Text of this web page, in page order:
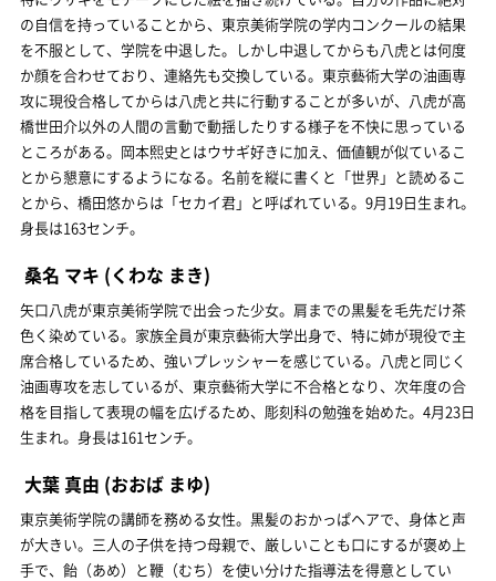
の自信を持っていることから、東京美術学院の学内コンクールの結果
を不服として、学院を中退した。しかし中退してからも八虎とは何度
か顔を合わせており、連絡先も交換している。東京藝術大学の油画専
攻に現役合格してからは八虎と共に行動することが多いが、八虎が高
橋世田介以外の人間の言動で動揺したりする様子を不快に思っている
ところがある。岡本熙史とはウサギ好きに加え、価値観が似ているこ
とから懇意にするようになる。名前を縦に書くと「世界」と読めるこ
とから、橋田悠からは「セカイ君」と呼ばれている。9月19日生まれ。
身長は163センチ。
桑名 マキ (くわな まき)
矢口八虎が東京美術学院で出会った少女。肩までの黒髪を毛先だけ茶
色く染めている。家族全員が東京藝術大学出身で、特に姉が現役で主
席合格しているため、強いプレッシャーを感じている。八虎と同じく
油画専攻を志しているが、東京藝術大学に不合格となり、次年度の合
格を目指して表現の幅を広げるため、彫刻科の勉強を始めた。4月23日
生まれ。身長は161センチ。
大葉 真由 (おおば まゆ)
東京美術学院の講師を務める女性。黒髪のおかっぱヘアで、身体と声
が大きい。三人の子供を持つ母親で、厳しいことも口にするが褒め上
手で、飴（あめ）と鞭（むち）を使い分けた指導法を得意としてい